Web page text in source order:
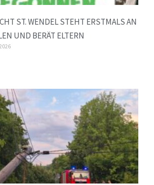
ST. WENDEL STEHT ERSTMALS AN
UND BERÄT ELTERN